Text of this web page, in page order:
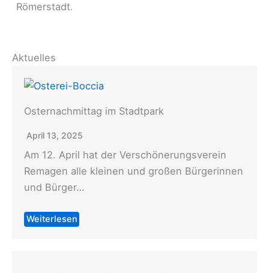
Römerstadt.
Aktuelles
Osternachmittag im Stadtpark
April 13, 2025
Am 12. April hat der Verschönerungsverein
Remagen alle kleinen und großen Bürgerinnen
und Bürger…
Weiterlesen